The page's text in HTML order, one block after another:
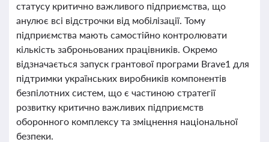
статусу критично важливого підприємства, що
анулює всі відстрочки від мобілізації. Тому
підприємства мають самостійно контролювати
кількість заброньованих працівників. Окремо
відзначається запуск грантової програми Brave1 для
підтримки українських виробників компонентів
безпілотних систем, що є частиною стратегії
розвитку критично важливих підприємств
оборонного комплексу та зміцнення національної
безпеки.